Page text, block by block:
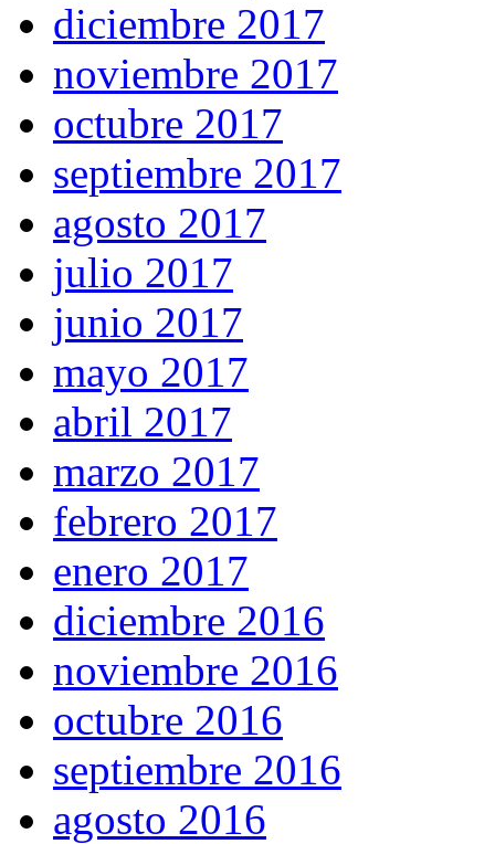
diciembre 2017
noviembre 2017
octubre 2017
septiembre 2017
agosto 2017
julio 2017
junio 2017
mayo 2017
abril 2017
marzo 2017
febrero 2017
enero 2017
diciembre 2016
noviembre 2016
octubre 2016
septiembre 2016
agosto 2016